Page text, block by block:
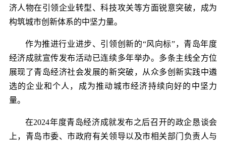
济人物在引领企业转型、科技攻关等方面锐意突破，成为
构筑城市创新体系的中坚力量。
作为推进行业进步、引领创新的“风向标”，青岛年度
经济成就宣传发布活动已连续多年举办。多条主线全方位
展现了青岛经济社会发展的新突破，从众多创新实践中遴
选的企业和个人，成为推动城市经济持续向好的中坚力
量。
在2024年度青岛经济成就发布之后召开的政企恳谈会
上，青岛市委、市政府有关领导以及市相关部门负责人与